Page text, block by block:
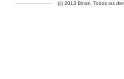
(c) 2013 Binari. Todos los